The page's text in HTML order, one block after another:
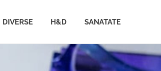
DIVERSE H&D SANATATE